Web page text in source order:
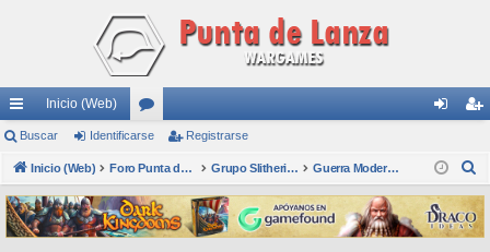
nl
ac
es
rá
Inicio (Web)
or
os nti
fic
ar
ist
ra
rs
Buscar Identificarse Registrarse
Inicio (Web) Foro Punta de Lanza Wargames Grupo Slitherine Guerra Moderna Aeronaval
s
c